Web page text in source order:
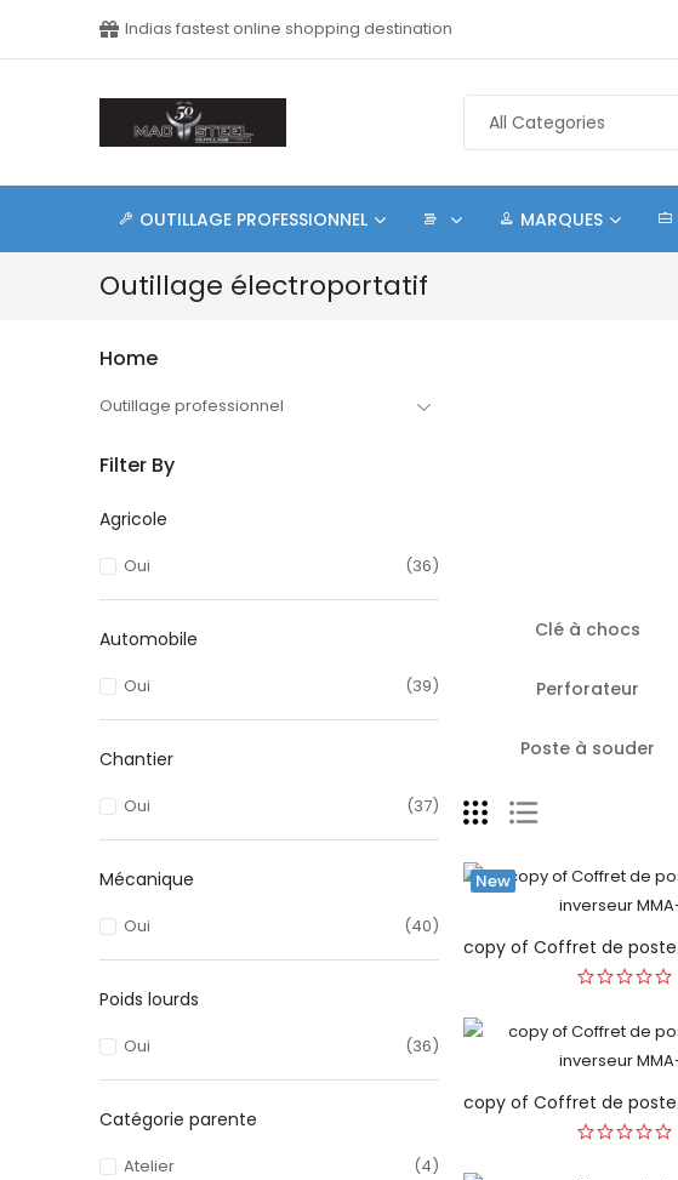
Indias fastest online shopping destination
OUTILLAGE PROFESSIONNEL MARQUES
Outillage électroportatif
Home
Outillage professionnel
Filter By
Agricole
Oui (36)
Automobile
Oui (39)
Chantier
Oui (37)
Mécanique
Oui (40)
Poids lourds
Oui (36)
Catégorie parente
Atelier
(4)
Clé à chocs
Perforateur
Poste à souder
New